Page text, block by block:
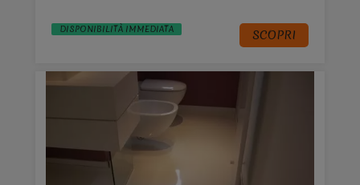
DISPONIBILITÀ IMMEDIATA SCOPRI